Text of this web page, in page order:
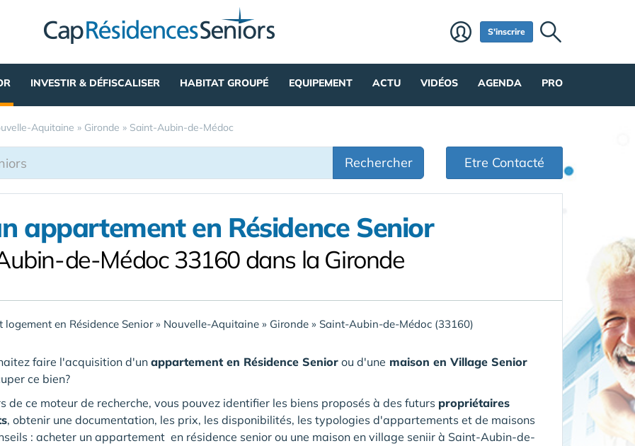
S'inscrire
INVESTIR & DÉFISCALISER HABITAT GROUPÉ EQUIPEMENT ACTU VIDÉOS AGENDA PRO
Aquitaine » Gironde » Saint-Aubin-de-Médoc
Rechercher Etre Contacté
appartement en Résidence Senior
de-Médoc 33160 dans la Gironde
logement en Résidence Senior» Nouvelle-Aquitaine » Gironde » Saint-Aubin-de-Médoc (33160)
faire l'acquisition d'un appartement en Résidence Senior ou d'une maison en Village Senior
ce bien?
de ce moteur de recherche, vous pouvez identifier les biens proposés à des futurs propriétaires
, obtenir une documentation, les prix, les disponibilités, les typologies d'appartements et de maisons
: acheter un appartement en résidence senior ou une maison en village seniir à Saint-Aubin-de-